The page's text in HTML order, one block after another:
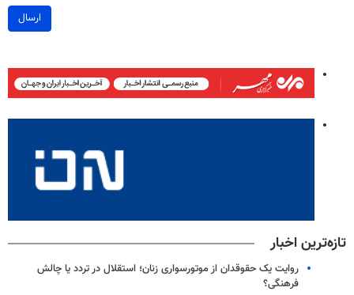
ارسال
تازه‌ترین اخبار
روایت یک حقوقدان از موتورسواری زنان؛ استقلال در تردد یا چالش
فرهنگی؟